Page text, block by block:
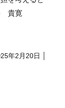
貴寛
年2月20日 │